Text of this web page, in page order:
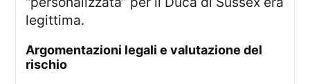
legittima.
argomentazioni legali e valutazione del
rischio